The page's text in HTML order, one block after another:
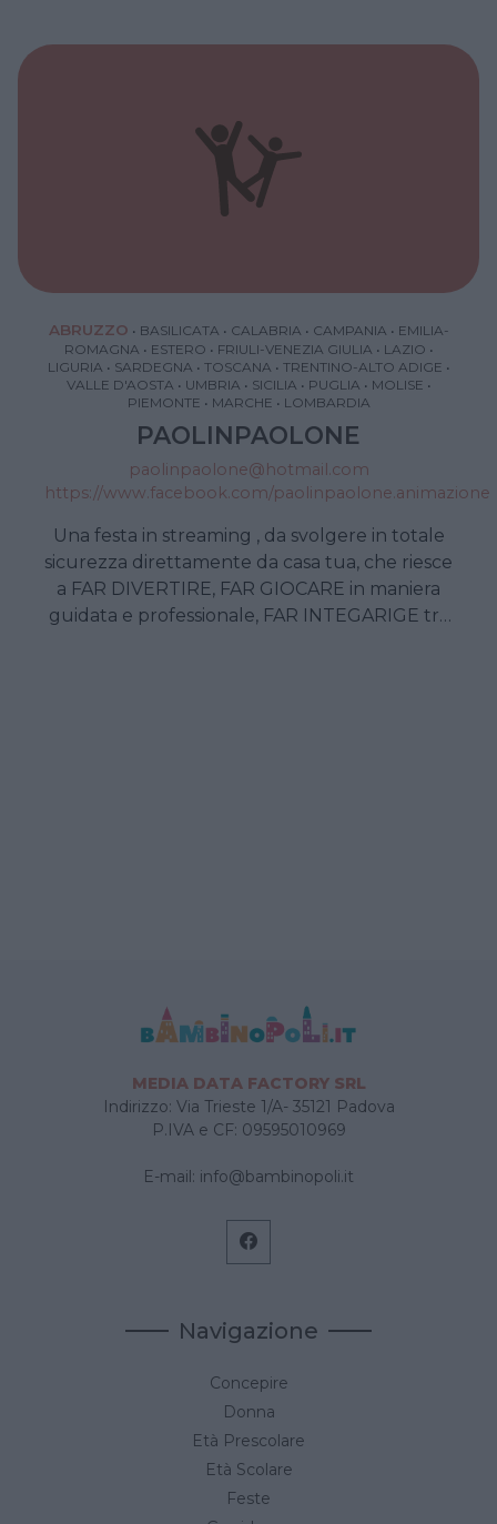
per l’animazione di qualsiasi evento (feste di
dispone anche di una location a Parabiago (via
Piemonte) in cui è possibile organizzare
qualsiasi tipo di evento (per informazioni
3240940156)
ABRUZZO • BASILICATA • CALABRIA • CAMPANIA • EMILIA-
ROMAGNA • ESTERO • FRIULI-VENEZIA GIULIA • LAZIO •
LIGURIA • SARDEGNA • TOSCANA • TRENTINO-ALTO ADIGE •
VALLE D'AOSTA • UMBRIA • SICILIA • PUGLIA • MOLISE •
PIEMONTE • MARCHE • LOMBARDIA
PAOLINPAOLONE
paolinpaolone@hotmail.com
https://www.facebook.com/paolinpaolone.animazione
Una festa in streaming , da svolgere in totale
sicurezza direttamente da casa tua, che riesce
a FAR DIVERTIRE, FAR GIOCARE in maniera
guidata e professionale, FAR INTEGARIGE tra
volta riuniti tutti gli invitati l’animatore darà
inizio alla festa, con giochi , balli e tanto
minuti, un pomeriggio diverso per rendere
speciale il tuo compleanno.
MEDIA DATA FACTORY SRL
Indirizzo: Via Trieste 1/A- 35121 Padova
P.IVA e CF: 09595010969
E-mail: info@bambinopoli.it
Navigazione
Concepire
Donna
Età Prescolare
Età Scolare
Feste